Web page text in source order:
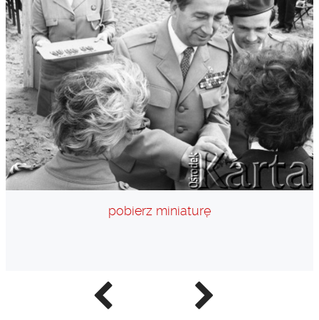
Poprzednie
zdjęcie
Następne
zdjęcie
pobierz miniaturę